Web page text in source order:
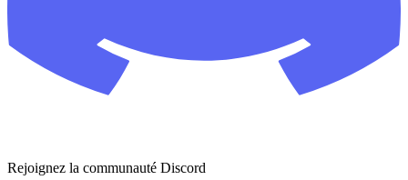
Rejoignez la communauté Discord